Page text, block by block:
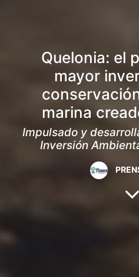
Quelonia: el
mayor
marina
Impulsado y
Inversión